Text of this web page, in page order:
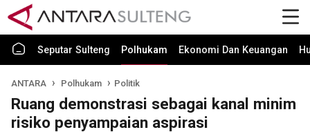
Seputar Sulteng Polhukam Ekonomi Dan Keuangan
ANTARA Polhukam Politik
Ruang demonstrasi sebagai kanal minim
risiko penyampaian aspirasi